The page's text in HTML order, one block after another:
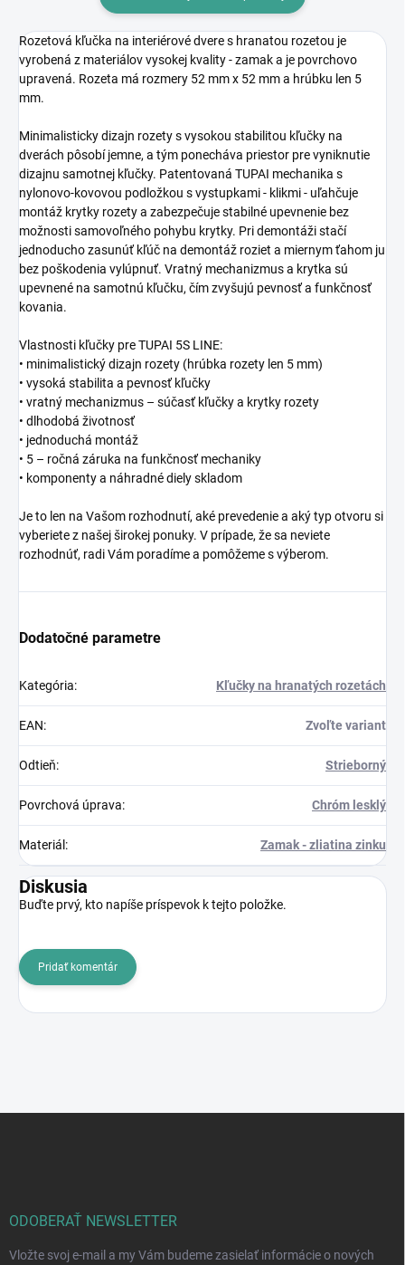
Rozetová kľučka na interiérové dvere s hranatou rozetou je
vyrobená z materiálov vysokej kvality - zamak a je povrchovo
upravená. Rozeta má rozmery 52 mm x 52 mm a hrúbku len 5
mm.
Minimalisticky dizajn rozety s vysokou stabilitou kľučky na
dverách pôsobí jemne, a tým ponecháva priestor pre vyniknutie
dizajnu samotnej kľučky. Patentovaná TUPAI mechanika s
nylonovo-kovovou podložkou s vystupkami - klikmi - uľahčuje
montáž krytky rozety a zabezpečuje stabilné upevnenie bez
možnosti samovoľného pohybu krytky. Pri demontáži stačí
jednoducho zasunúť kľúč na demontáž roziet a miernym ťahom ju
bez poškodenia vylúpnuť. Vratný mechanizmus a krytka sú
upevnené na samotnú kľučku, čím zvyšujú pevnosť a funkčnosť
kovania.
Vlastnosti kľučky pre TUPAI 5S LINE:
• minimalistický dizajn rozety (hrúbka rozety len 5 mm)
• vysoká stabilita a pevnosť kľučky
• vratný mechanizmus – súčasť kľučky a krytky rozety
• dlhodobá životnosť
• jednoduchá montáž
• 5 – ročná záruka na funkčnosť mechaniky
• komponenty a náhradné diely skladom
Je to len na Vašom rozhodnutí, aké prevedenie a aký typ otvoru si
vyberiete z našej širokej ponuky. V prípade, že sa neviete
rozhodnúť, radi Vám poradíme a pomôžeme s výberom.
Dodatočné parametre
Kategória: Kľučky na hranatých rozetách
EAN: Zvoľte variant
Odtieň: Strieborný
Povrchová úprava: Chróm lesklý
Materiál : Zamak - zliatina zinku
Diskusia
Buďte prvý, kto napíše príspevok k tejto položke.
Pridať komentár
ODOBERAŤ NEWSLETTER
Vložte svoj e-mail a my Vám budeme zasielať informácie o nových